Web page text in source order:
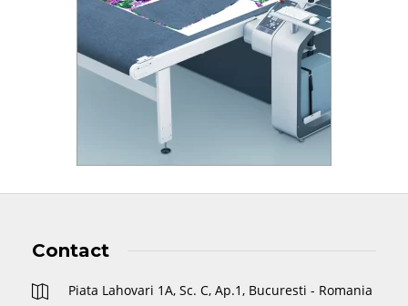
Contact
Piata Lahovari 1A, Sc. C, Ap.1, Bucuresti - Romania